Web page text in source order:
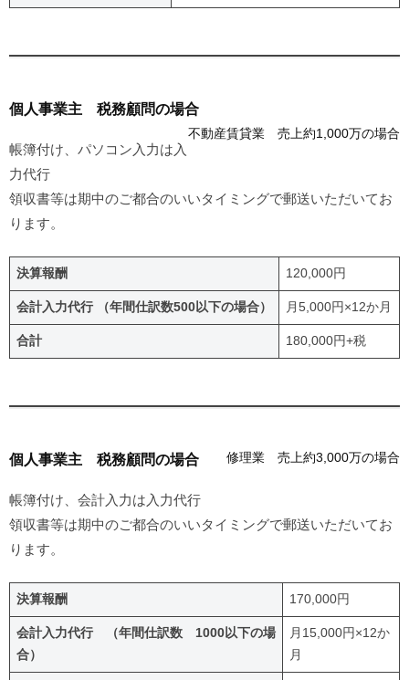
個人事業主 税務顧問の場合
不動産賃貸業 売上約1,000万の場合
帳簿付け、パソコン入力は入
力代行
領収書等は期中のご都合のいいタイミングで郵送いただいてお
ります。
決算報酬 120,000円
会計入力代行 （年間仕訳数500以下の場合） 月5,000円×12か月
合計 180,000円+税
個人事業主 税務顧問の場合 修理業 売上約3,000万の場合
帳簿付け、会計入力は入力代行
領収書等は期中のご都合のいいタイミングで郵送いただいてお
ります。
決算報酬 170,000円
会計入力代行 （年間仕訳数 1000以下の場
合）
月15,000円×12か
月